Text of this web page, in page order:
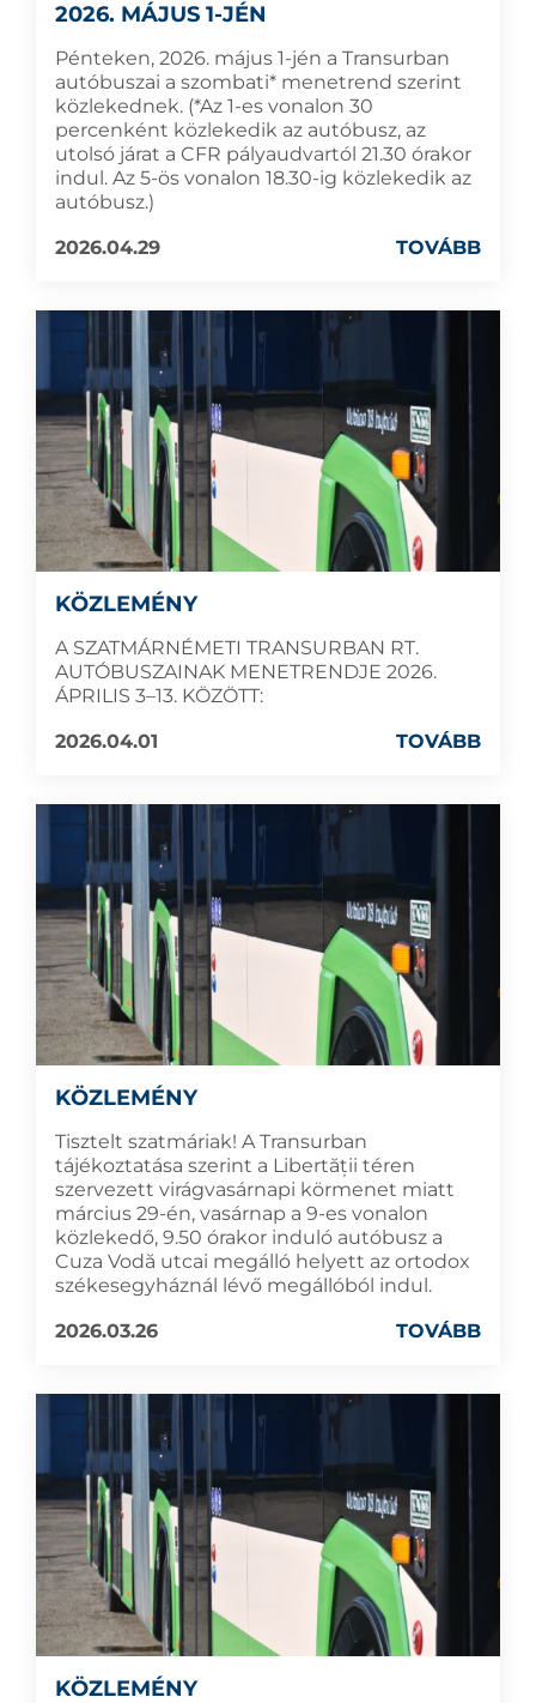
2026. MÁJUS 1-JÉN
Pénteken, 2026. május 1-jén a Transurban
autóbuszai a szombati* menetrend szerint
közlekednek. (*Az 1-es vonalon 30
percenként közlekedik az autóbusz, az
utolsó járat a CFR pályaudvartól 21.30 órakor
indul. Az 5-ös vonalon 18.30-ig közlekedik az
autóbusz.)
2026.04.29
TOVÁBB
KÖZLEMÉNY
A SZATMÁRNÉMETI TRANSURBAN RT.
AUTÓBUSZAINAK MENETRENDJE 2026.
ÁPRILIS 3–13. KÖZÖTT:
2026.04.01
TOVÁBB
KÖZLEMÉNY
Tisztelt szatmáriak! A Transurban
tájékoztatása szerint a Libertății téren
szervezett virágvasárnapi körmenet miatt
március 29-én, vasárnap a 9-es vonalon
közlekedő, 9.50 órakor induló autóbusz a
Cuza Vodă utcai megálló helyett az ortodox
székesegyháznál lévő megállóból indul.
2026.03.26
TOVÁBB
KÖZLEMÉNY